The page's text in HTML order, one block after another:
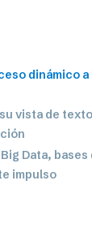
dinámico a
vista de
Data, bases
impulso